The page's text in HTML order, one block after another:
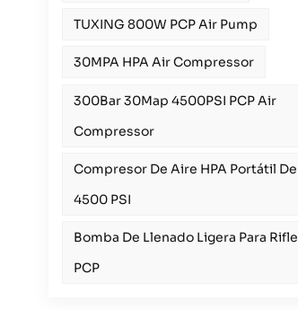
TUXING 800W PCP Air Pump
30MPA HPA Air Compressor
300Bar 30Map 4500PSI PCP Air
Compressor
Compresor De Aire HPA Portátil De
4500 PSI
Bomba De Llenado Ligera Para Rifle
PCP